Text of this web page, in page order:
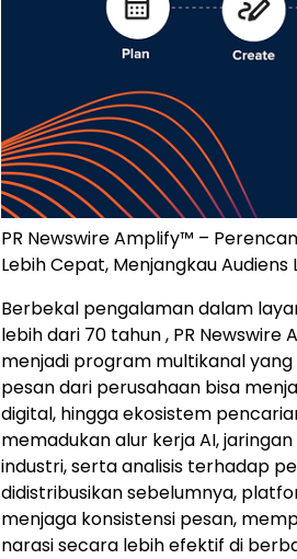
PR Newswire Amplify™ –
Lebih Cepat, Menjangkau Audiens
Berbekal pengalaman dalam
lebih dari 70 tahun , PR
menjadi program multikanal
pesan dari perusahaan bisa
digital, hingga ekosistem
memadukan alur kerja AI,
industri, serta analisis terhadap
didistribusikan sebelumnya,
menjaga konsistensi pesan,
narasi secara lebih efektif di